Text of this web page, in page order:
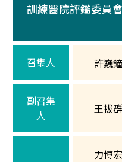
訓練醫院評鑑委員
召集人 許巍鐘
副召集
人
王拔群
力博宏